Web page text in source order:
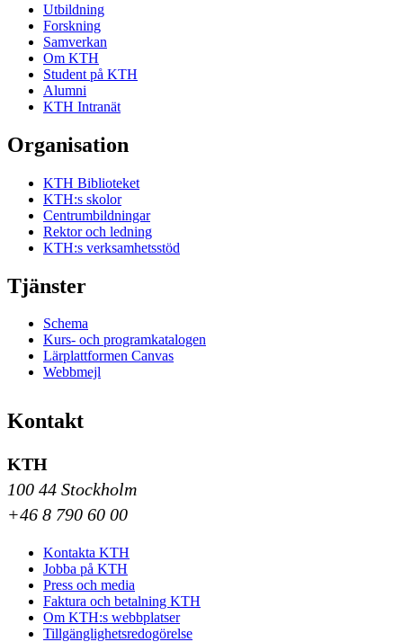
Utbildning
Forskning
Samverkan
Om KTH
Student på KTH
Alumni
KTH Intranät
Organisation
KTH Biblioteket
KTH:s skolor
Centrumbildningar
Rektor och ledning
KTH:s verksamhetsstöd
Tjänster
Schema
Kurs- och programkatalogen
Lärplattformen Canvas
Webbmejl
Kontakt
KTH
100 44 Stockholm
+46 8 790 60 00
Kontakta KTH
Jobba på KTH
Press och media
Faktura och betalning KTH
Om KTH:s webbplatser
Tillgänglighetsredogörelse